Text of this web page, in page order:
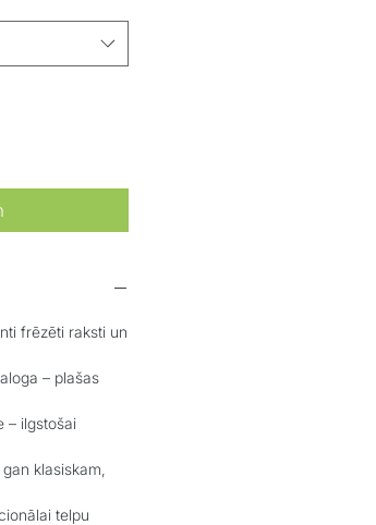
frēzēti raksti un
– plašas
ilgstošai
klasiskam,
telpu